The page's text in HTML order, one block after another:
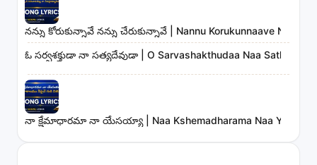
నన్ను కోరుకున్నావే నన్ను చేరుకున్నావే | Nannu Korukunnaave Nannu
ఓ సర్వశక్తుడా నా సత్యదేవుడా | O Sarvashakthudaa Naa
నా క్షేమాధారమా నా యేసయ్యా | Naa Kshemadharama Naa Yesayya